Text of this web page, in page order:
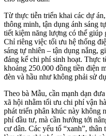
Từ thực tiễn triển khai các dự
thông minh, tận dụng ánh sáng
tiết kiệm năng lượng có thể
Chỉ riêng việc tối ưu hệ thống
sáng tự nhiên – tận dụng nắng,
đáng kể chi phí sinh hoạt. Thực
khoảng 250.000 đồng tiền điện
đèn và hầu như không phải sử
Theo bà Mẫu, cần mạnh dạn
xã hội nhằm tối ưu chi phí vận
phát triển phân khúc này không
phí đầu tư, mà cần hướng tới
cư dân. Các yếu tố “xanh”,